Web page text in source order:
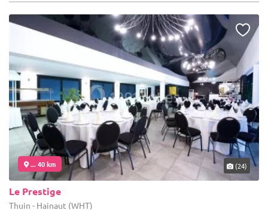
... 40 km (24)
Le Prestige
Thuin - Hainaut (WHT)